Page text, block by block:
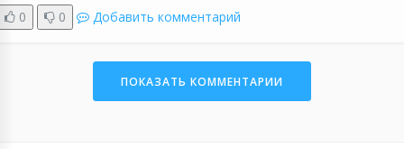
0 0 Добавить комментарий
ПОКАЗАТЬ КОММЕНТАРИИ